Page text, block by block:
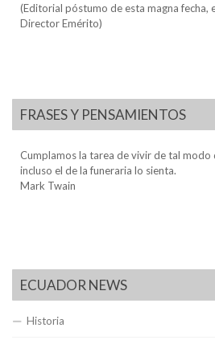
(Editorial póstumo de esta magna fecha,
Director Emérito)
FRASES Y PENSAMIENTOS
Cumplamos la tarea de vivir de tal modo
incluso el de la funeraria lo sienta.
Mark Twain
ECUADOR NEWS
Historia